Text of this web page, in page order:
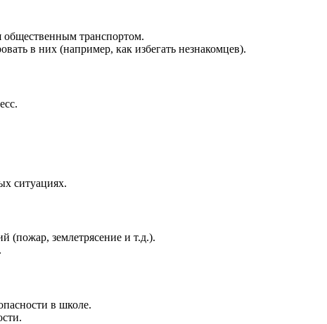
общественным транспортом.
в них (например, как избегать незнакомцев).
ситуациях.
(пожар, землетрясение и т.д.).
в школе.